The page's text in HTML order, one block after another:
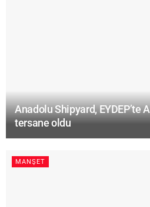
Anadolu Shipyard, EYDEP’te
tersane oldu
MANŞET